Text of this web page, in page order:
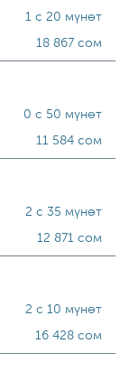
1 с 20 мүнөт
18 867 сом
0 с 50 мүнөт
11 584 сом
2 с 35 мүнөт
12 871 сом
2 с 10 мүнөт
16 428 сом